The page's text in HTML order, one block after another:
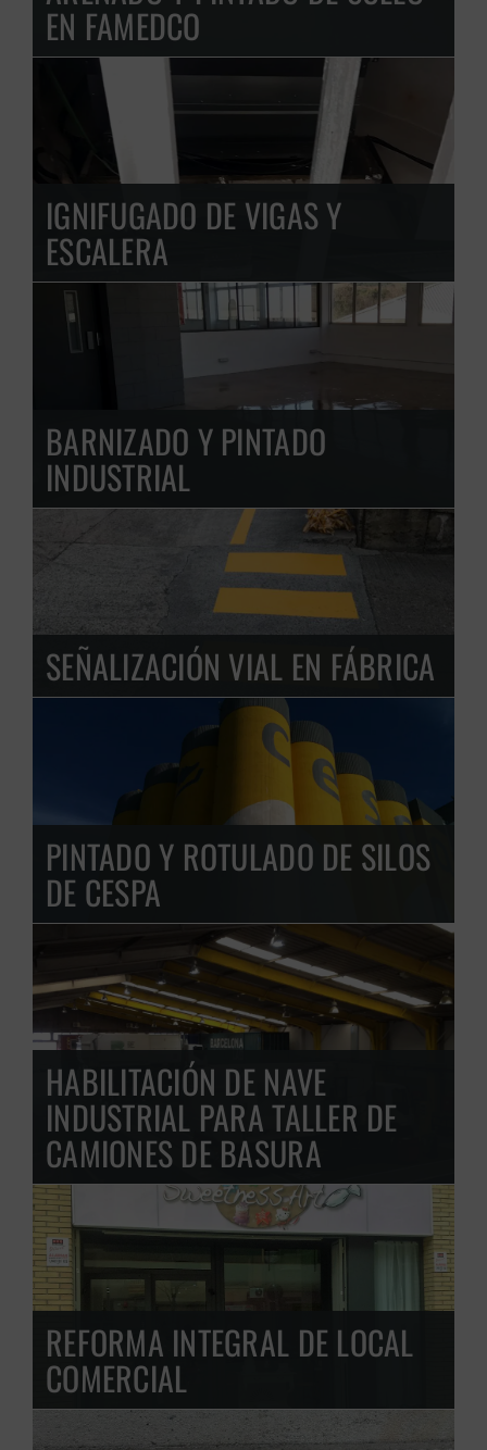
EN FAMEDCO
IGNIFUGADO DE VIGAS Y
ESCALERA
BARNIZADO Y PINTADO
INDUSTRIAL
SEÑALIZACIÓN VIAL EN FÁBRICA
PINTADO Y ROTULADO DE SILOS
DE CESPA
HABILITACIÓN DE NAVE
INDUSTRIAL PARA TALLER DE
CAMIONES DE BASURA
REFORMA INTEGRAL DE LOCAL
COMERCIAL
GRATUITA